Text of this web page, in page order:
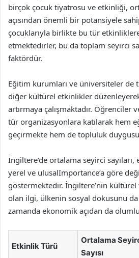
birçok çocuk tiyatrosu ve etkinliği,
açısından önemli bir potansiyele
çocuklarıyla birlikte bu tür
etmektedirler, bu da toplam seyirci
faktördür.
Eğitim kurumları ve üniversiteler
diğer kültürel etkinlikler düzenleyerek
artırmaya çalışmaktadır. Öğrenciler
tür organizasyonlara katılarak hem
geçirmekte hem de topluluk
İngiltere’de ortalama seyirci
yerel ve ulusalImportance’a göre
göstermektedir. İngiltere’nin
olan ilgi, ülkenin sosyal dokusunu
zamanda ekonomik açıdan da
Etkinlik Türü
Ortalama
Sayısı